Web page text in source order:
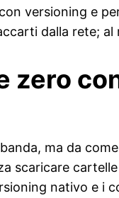
versioning e
dalla rete;
zero
ma da
scaricare
nativo e